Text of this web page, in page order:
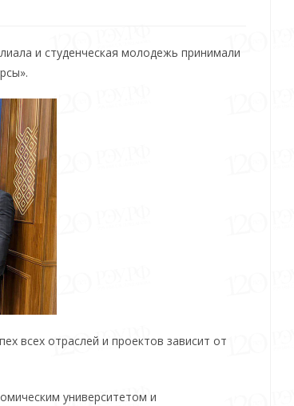
и студенческая молодежь принимали
всех отраслей и проектов зависит от
университетом и